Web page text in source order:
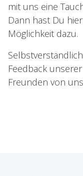
mit uns eine
Dann hast Du
Möglichkeit dazu.
Feedback
Freunden von